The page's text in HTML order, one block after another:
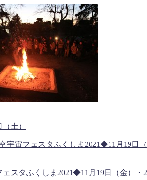
土）
ェスタふくしま2021◆11月19日（金